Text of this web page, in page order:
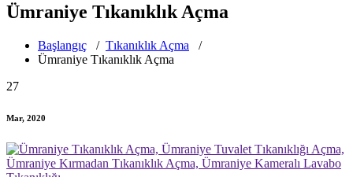
Ümraniye Tıkanıklık Açma
Başlangıç / Tıkanıklık Açma /
Ümraniye Tıkanıklık Açma
27
Mar, 2020